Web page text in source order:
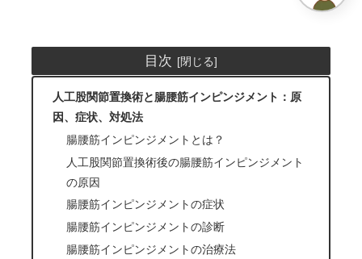
目次
人工股関節置換術と腸腰筋インピンジメント：原
因、症状、対処法
腸腰筋インピンジメントとは？
人工股関節置換術後の腸腰筋インピンジメント
の原因
腸腰筋インピンジメントの症状
腸腰筋インピンジメントの診断
腸腰筋インピンジメントの治療法